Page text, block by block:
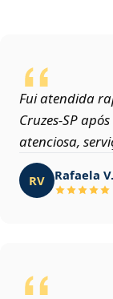
Fui atendida
Cruzes‑SP
atenciosa,
RV Rafaela V.